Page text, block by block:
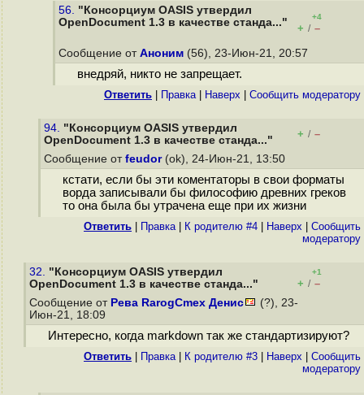
56. "Консорциум OASIS утвердил
OpenDocument 1.3 в качестве станда..."
+4
+ / –
Сообщение от Аноним (56), 23-Июн-21, 20:57
внедряй, никто не запрещает.
Ответить Правка| Наверх Cообщить модератору
94. "Консорциум OASIS утвердил
OpenDocument 1.3 в качестве станда..."
+ / –
Сообщение от feudor(ok), 24-Июн-21, 13:50
кстати, если бы эти коментаторы в свои форматы
ворда записывали бы философию древних греков
то она была бы утрачена еще при их жизни
Ответить Правка| К родителю #4 Наверх
Cообщить
модератору
32. "Консорциум OASIS утвердил
OpenDocument 1.3 в качестве станда..."
+1
+ / –
Сообщение от Рева RarogCmex Денис
(?), 23-
Июн-21, 18:09
Интересно, когда markdown так же стандартизируют?
Ответить Правка| К родителю #3 Наверх
Cообщить
модератору